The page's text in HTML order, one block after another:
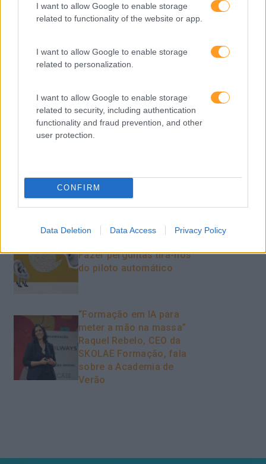
I want to allow Google to enable storage
related to functionality of the website or app.
I want to allow Google to enable storage
related to personalization.
I want to allow Google to enable storage
related to security, including authentication
functionality and fraud prevention, and other
user protection.
CONFIRM
Data Deletion Data Access Privacy Policy
Feedback fora do
melhorar o ambiente de
trabalho e aumentar a
produtividade
dados e os dados
exigem pensamento
crítico
Fazer perguntas tira-nos
do piloto automático
“Formação em IA para
meter a mão na massa”
Raquel Rebelo, CEO da
SKOLAE Formação, fala
sobre a Academia de
Verão